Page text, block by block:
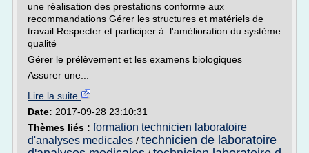
une réalisation des prestations conforme aux
recommandations Gérer les structures et matériels de
travail Respecter et participer à l'amélioration du système
qualité
Gérer le prélèvement et les examens biologiques
Assurer une...
Lire la suite
Date: 2017-09-28 23:10:31
Thèmes liés : formation technicien laboratoire
d'analyses medicales / technicien de laboratoire